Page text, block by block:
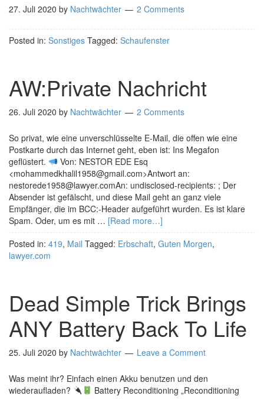
27. Juli 2020 by Nachtwächter 2 Comments
Posted in: Sonstiges Tagged: Schaufenster
AW:Private Nachricht
26. Juli 2020 by Nachtwächter 2 Comments
So privat, wie eine unverschlüsselte E-Mail, die offen wie eine
Postkarte durch das Internet geht, eben ist: Ins Megafon
geflüstert.
Von: NESTOR EDE Esq
<mohammedkhalil1958@gmail.com>Antwort an:
nestorede1958@lawyer.comAn: undisclosed-recipients: ; Der
Absender ist gefälscht, und diese Mail geht an ganz viele
Empfänger, die im BCC:-Header aufgeführt wurden. Es ist klare
Spam. Oder, um es mit … [Read more…]
Posted in: 419, Mail Tagged: Erbschaft, Guten Morgen,
lawyer.com
Dead Simple Trick Brings
ANY Battery Back To Life
25. Juli 2020 by Nachtwächter Leave a Comment
Was meint ihr? Einfach einen Akku benutzen und den
wiederaufladen?
Battery Reconditioning „Reconditioning